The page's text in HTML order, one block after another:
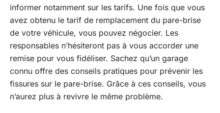
informer notamment sur les tarifs. Une fois que vous
avez obtenu le tarif de remplacement du pare-brise
de votre véhicule, vous pouvez négocier. Les
responsables n’hésiteront pas à vous accorder une
remise pour vous fidéliser. Sachez qu’un garage
connu offre des conseils pratiques pour prévenir les
fissures sur le pare-brise. Grâce à ces conseils, vous
n’aurez plus à revivre le même problème.